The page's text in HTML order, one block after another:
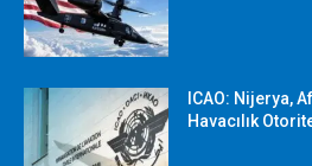
ICAO: Nijerya,
Havacılık